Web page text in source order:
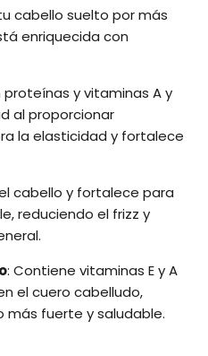
cabello suelto por más
enriquecida con
proteínas y vitaminas A y
al proporcionar
la elasticidad y fortalece
cabello y fortalece para
reduciendo el frizz y
: Contiene vitaminas E y A
el cuero cabelludo,
más fuerte y saludable.